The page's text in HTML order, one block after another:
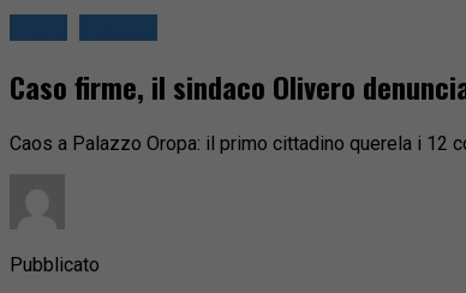
Caso firme, il sindaco Olivero
Caos a Palazzo Oropa: il primo cittadino querela i 12
Pubblicato